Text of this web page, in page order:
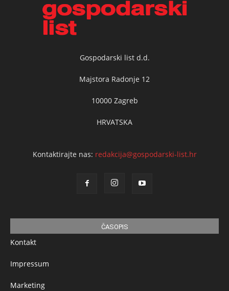
Gospodarski list d.d.
Majstora Radonje 12
10000 Zagreb
HRVATSKA
Kontaktirajte nas: redakcija@gospodarski-list.hr
ČASOPIS
Kontakt
Impressum
Marketing